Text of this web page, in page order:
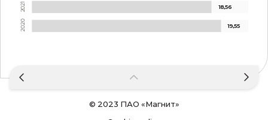
2
0
2
1
2
0
2
0
18,56
19,55
© 2023 ПАО «Магнит»